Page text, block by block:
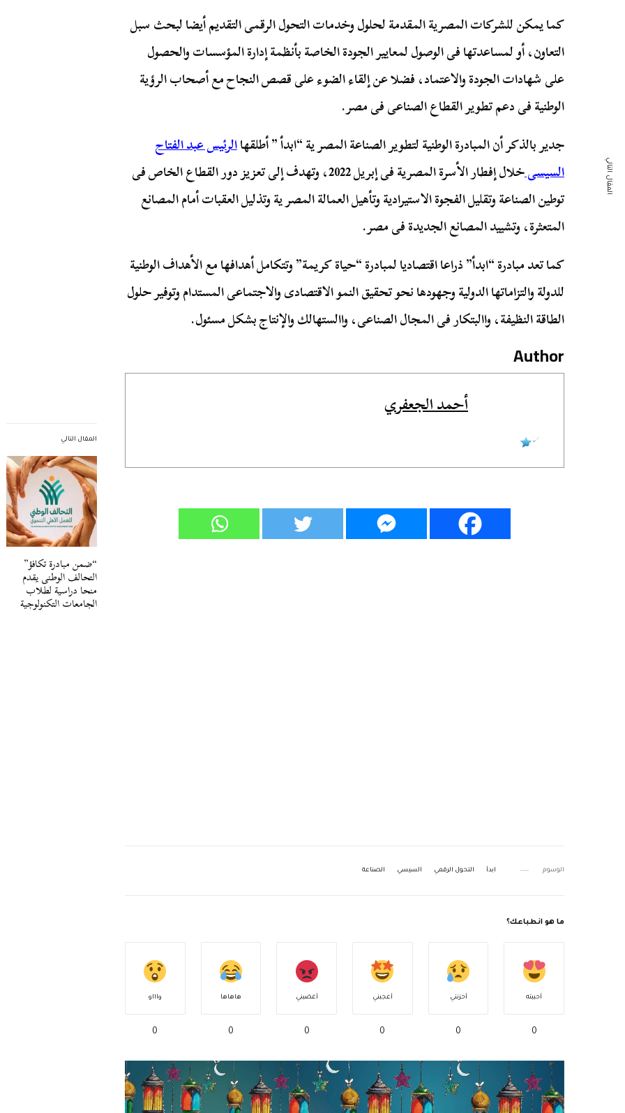
المقال التالي
“ضمن مبادرة تكافؤ”
التحالف الوطنى يقدم
منحا دراسية لطلاب
الجامعات التكنولوجية
كما يمكن للشركات المصرية المقدمة لحلول وخدمات التحول الرقمى التقديم أيضا لبحث سبل
التعاون، أو لمساعدتها فى الوصول لمعايير الجودة الخاصة بأنظمة إدارة المؤسسات والحصول
على شهادات الجودة والاعتماد، فضلا عن إلقاء الضوء على قصص النجاح مع أصحاب الرؤية
الوطنية فى دعم تطوير القطاع الصناعى فى مصر.
جدير بالذكر أن المبادرة الوطنية لتطوير الصناعة المصر ية “ابدأ ” أطلقهاالرئيس عبد الفتاح
السيسى
خلال إفطار الأسرة المصرية فى إبريل 2022، وتهدف إلى تعزيز دور القطاع الخاص فى
توطين الصناعة وتقليل الفجوة الاستيرادية وتأهيل العمالة المصر ية وتذليل العقبات أمام المصانع
المتعثرة، وتشييد المصانع الجديدة فى مصر.
كما تعد مبادرة “ابدأ” ذراعا اقتصاديا لمبادرة “حياة كريمة” وتتكامل أهدافها مع الأهداف الوطنية
للدولة والتزاماتها الدولية وجهودها نحو تحقيق النمو الاقتصادى والاجتماعى المستدام وتوفير حلول
الطاقة النظيفة، واالبتكار فى المجال الصناعى، واالستهالك والإنتاج بشكل مسئول.
Author
أحمد الجعفري
الوسوم ابدأ التحول الرقمي السيسي الصناعة
ما هو انطباعك؟
أحببته
0
أحزنني
0
أعجبني
0
أغضبني
0
هاهاها
0
واااو
0
المقال التالي